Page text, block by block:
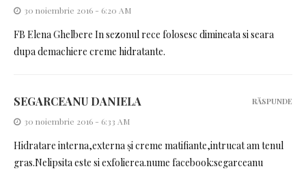
30 noiembrie 2016 - 6:20 AM
FB Elena Ghelbere In sezonul rece folosesc dimineata si seara
dupa demachiere creme hidratante.
SEGARCEANU DANIELA
30 noiembrie 2016 - 6:33 AM
Hidratare interna,externa și creme matifiante,intrucat am tenul
gras.Nelipsita este si exfolierea.nume facebook:segarceanu
RĂSPUNDE